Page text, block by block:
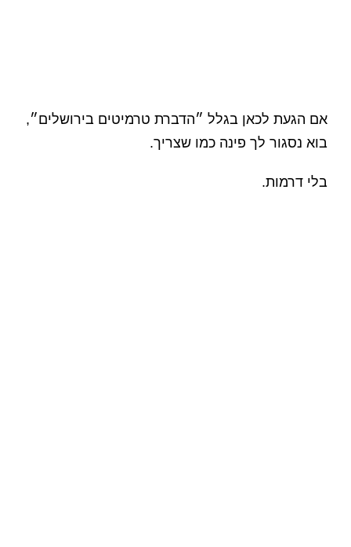
אם הגעת לכאן בגלל ״הדברת טרמיטים בירושלים״,
בוא נסגור לך פינה כמו שצריך.
בלי דרמות.